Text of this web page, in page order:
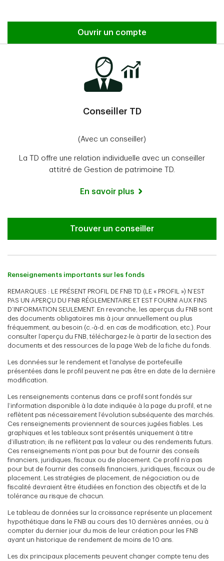
Ouvrir un compte
Conseiller TD
(Avec un conseiller)
La TD offre une relation individuelle avec un conseiller
attitré de Gestion de patrimoine TD.
En savoir plus
Trouver un conseiller
Renseignements importants sur les fonds
REMARQUES : LE PRÉSENT PROFIL DE FNB TD (LE « PROFIL ») N’EST
PAS UN APERÇU DU FNB RÉGLEMENTAIRE ET EST FOURNI AUX FINS
D’INFORMATION SEULEMENT. En revanche, les aperçus du FNB sont
des documents obligatoires mis à jour annuellement ou plus
fréquemment, au besoin (c.-à-d. en cas de modification, etc.). Pour
consulter l’aperçu du FNB, téléchargez-le à partir de la section des
documents et des ressources de la page Web de la fiche du fonds.
Les données sur le rendement et l’analyse de portefeuille
présentées dans le profil peuvent ne pas être en date de la dernière
modification.
Les renseignements contenus dans ce profil sont fondés sur
l’information disponible à la date indiquée à la page du profil, et ne
reflètent pas nécessairement l’évolution subséquente des marchés.
Ces renseignements proviennent de sources jugées fiables. Les
graphiques et les tableaux sont présentés uniquement à titre
d’illustration; ils ne reflètent pas la valeur ou des rendements futurs.
Ces renseignements n’ont pas pour but de fournir des conseils
financiers, juridiques, fiscaux ou de placement. Ce profil n’a pas
pour but de fournir des conseils financiers, juridiques, fiscaux ou de
placement. Les stratégies de placement, de négociation ou de
fiscalité devraient être étudiées en fonction des objectifs et de la
tolérance au risque de chacun.
Le tableau de données sur la croissance représente un placement
hypothétique dans le FNB au cours des 10 dernières années, ou à
compter du dernier jour du mois de leur création pour les FNB
ayant un historique de rendement de moins de 10 ans.
Les dix principaux placements peuvent changer compte tenu des